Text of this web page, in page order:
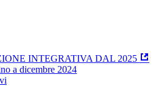
INTEGRATIVA DAL 2025
a dicembre 2024